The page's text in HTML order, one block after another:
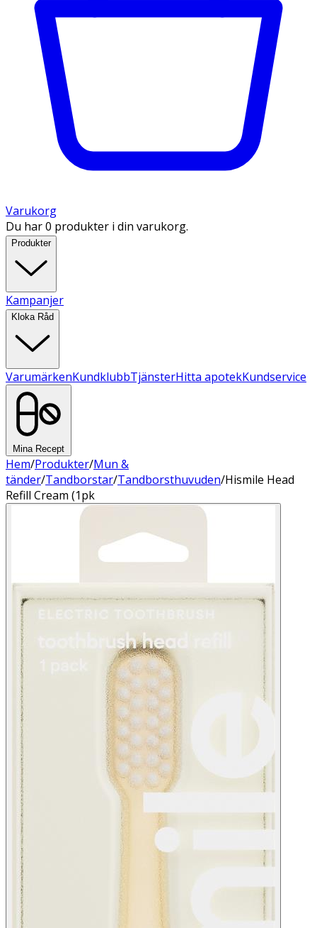
Varukorg
Du har 0 produkter i din varukorg.
Produkter
Kampanjer
Kloka Råd
VarumärkenKundklubbTjänsterHitta apotekKundservice
Mina Recept
Hem/Produkter/Mun &
tänder/Tandborstar/Tandborsthuvuden/Hismile Head
Refill Cream (1pk